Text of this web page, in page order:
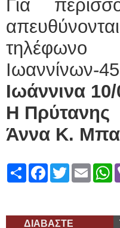
Για
τηλέφωνο
Ιωαννίνων-
Ιωάννινα
Η Πρύτανης
Άννα Κ.
ShareFacebook
TwitterEmail
ΔΙΑΒΑΣΤΕ